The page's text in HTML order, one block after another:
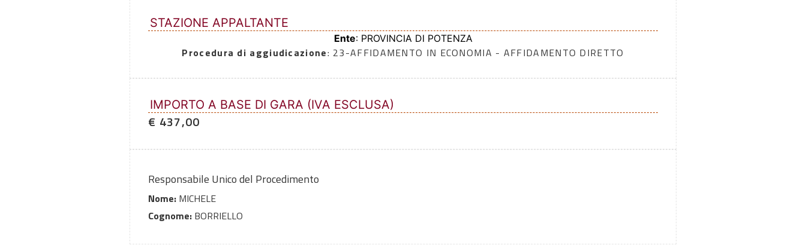
STAZIONE APPALTANTE
Ente: PROVINCIA DI POTENZA
Procedura di aggiudicazione: 23-AFFIDAMENTO IN ECONOMIA - AFFIDAMENTO DIRETTO
IMPORTO A BASE DI GARA (IVA ESCLUSA)
€ 437,00
Responsabile Unico del Procedimento
Nome: MICHELE
Cognome: BORRIELLO